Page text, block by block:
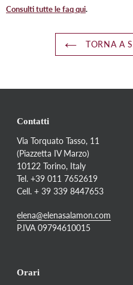
Consulti tutte le faq qui.
TORNA A
Contatti
Via Torquato Tasso, 11
(Piazzetta IV Marzo)
10122 Torino, Italy
Tel. +39 011 7652619
Cell. + 39 339 8447653
elena@elenasalamon.com
P.IVA 09794610015
Orari